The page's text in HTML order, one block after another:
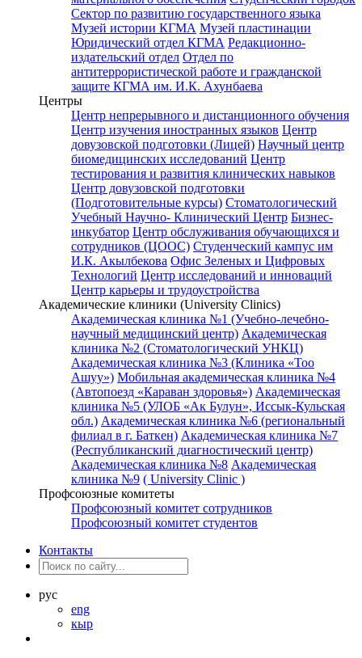
Сектор по развитию государственного языка
Музей истории КГМА Музей пластинации
Юридический отдел КГМА Редакционно-
издательский отдел Отдел по
антитеррористической работе и гражданской
защите КГМА им. И.К. Ахунбаева
Центры
Центр непрерывного и дистанционного обучения
Центр изучения иностранных языков Центр
довузовской подготовки (Лицей) Научный центр
биомедицинских исследований Центр
тестирования и развития клинических навыков
Центр довузовской подготовки
(Подготовительные курсы) Стоматологический
Учебный Научно- Клинический Центр Бизнес-
инкубатор Центр обслуживания обучающихся и
сотрудников (ЦООС) Студенческий кампус им
И.К. Акылбекова Офис Зеленых и Цифровых
Технологий Центр исследований и инноваций
Центр карьеры и трудоустройства
Академические клиники (University Clinics)
Академическая клиника №1 (Учебно-лечебно-
научный медицинский центр) Академическая
клиника №2 (Стоматологический УНКЦ)
Академическая клиника №3 (Клиника «Тоо
Ашуу») Мобильная академическая клиника №4
(Автопоезд «Караван здоровья») Академическая
клиника №5 (УЛОБ «Ак Булун», Иссык-Кульская
обл.) Академическая клиника №6 (региональный
филиал в г. Баткен) Академическая клиника №7
(Республиканский диагностический центр)
Академическая клиника №8 Академическая
клиника №9 ( University Clinic )
Профсоюзные комитеты
Профсоюзный комитет сотрудников
Профсоюзный комитет студентов
Контакты
рус
eng
кыр